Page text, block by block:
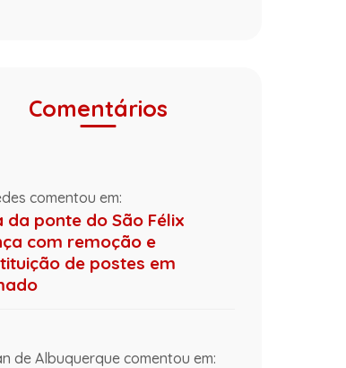
Comentários
comentou em:
da ponte do São Félix
com remoção e
de postes em
de Albuquerque comentou em: